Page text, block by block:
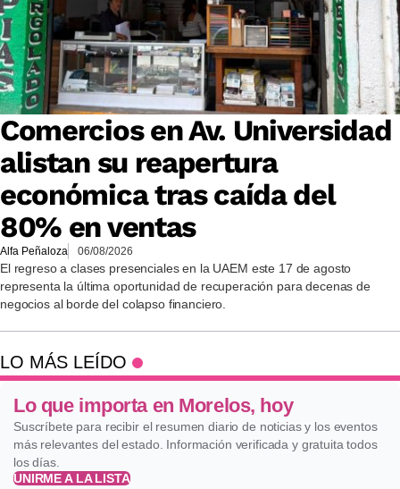
Comercios en Av. Universidad
alistan su reapertura
económica tras caída del
80% en ventas
Alfa Peñaloza 06/08/2026
El regreso a clases presenciales en la UAEM este 17 de agosto
representa la última oportunidad de recuperación para decenas de
negocios al borde del colapso financiero.
LO MÁS LEÍDO
Lo que importa en Morelos, hoy
Suscríbete para recibir el resumen diario de noticias y los eventos
más relevantes del estado. Información verificada y gratuita todos
los días.
UNIRME A LA LISTA